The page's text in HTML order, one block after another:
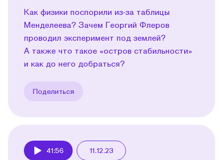
Как физики поспорили из-за таблицы
Менделеева? Зачем Георгий Флеров
проводил эксперимент под землей?
А также что такое «остров стабильности»
и как до него добраться?
Поделиться
41:56 11.12.23